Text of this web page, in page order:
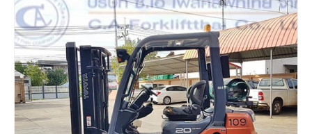
อ่านเพิ่ม